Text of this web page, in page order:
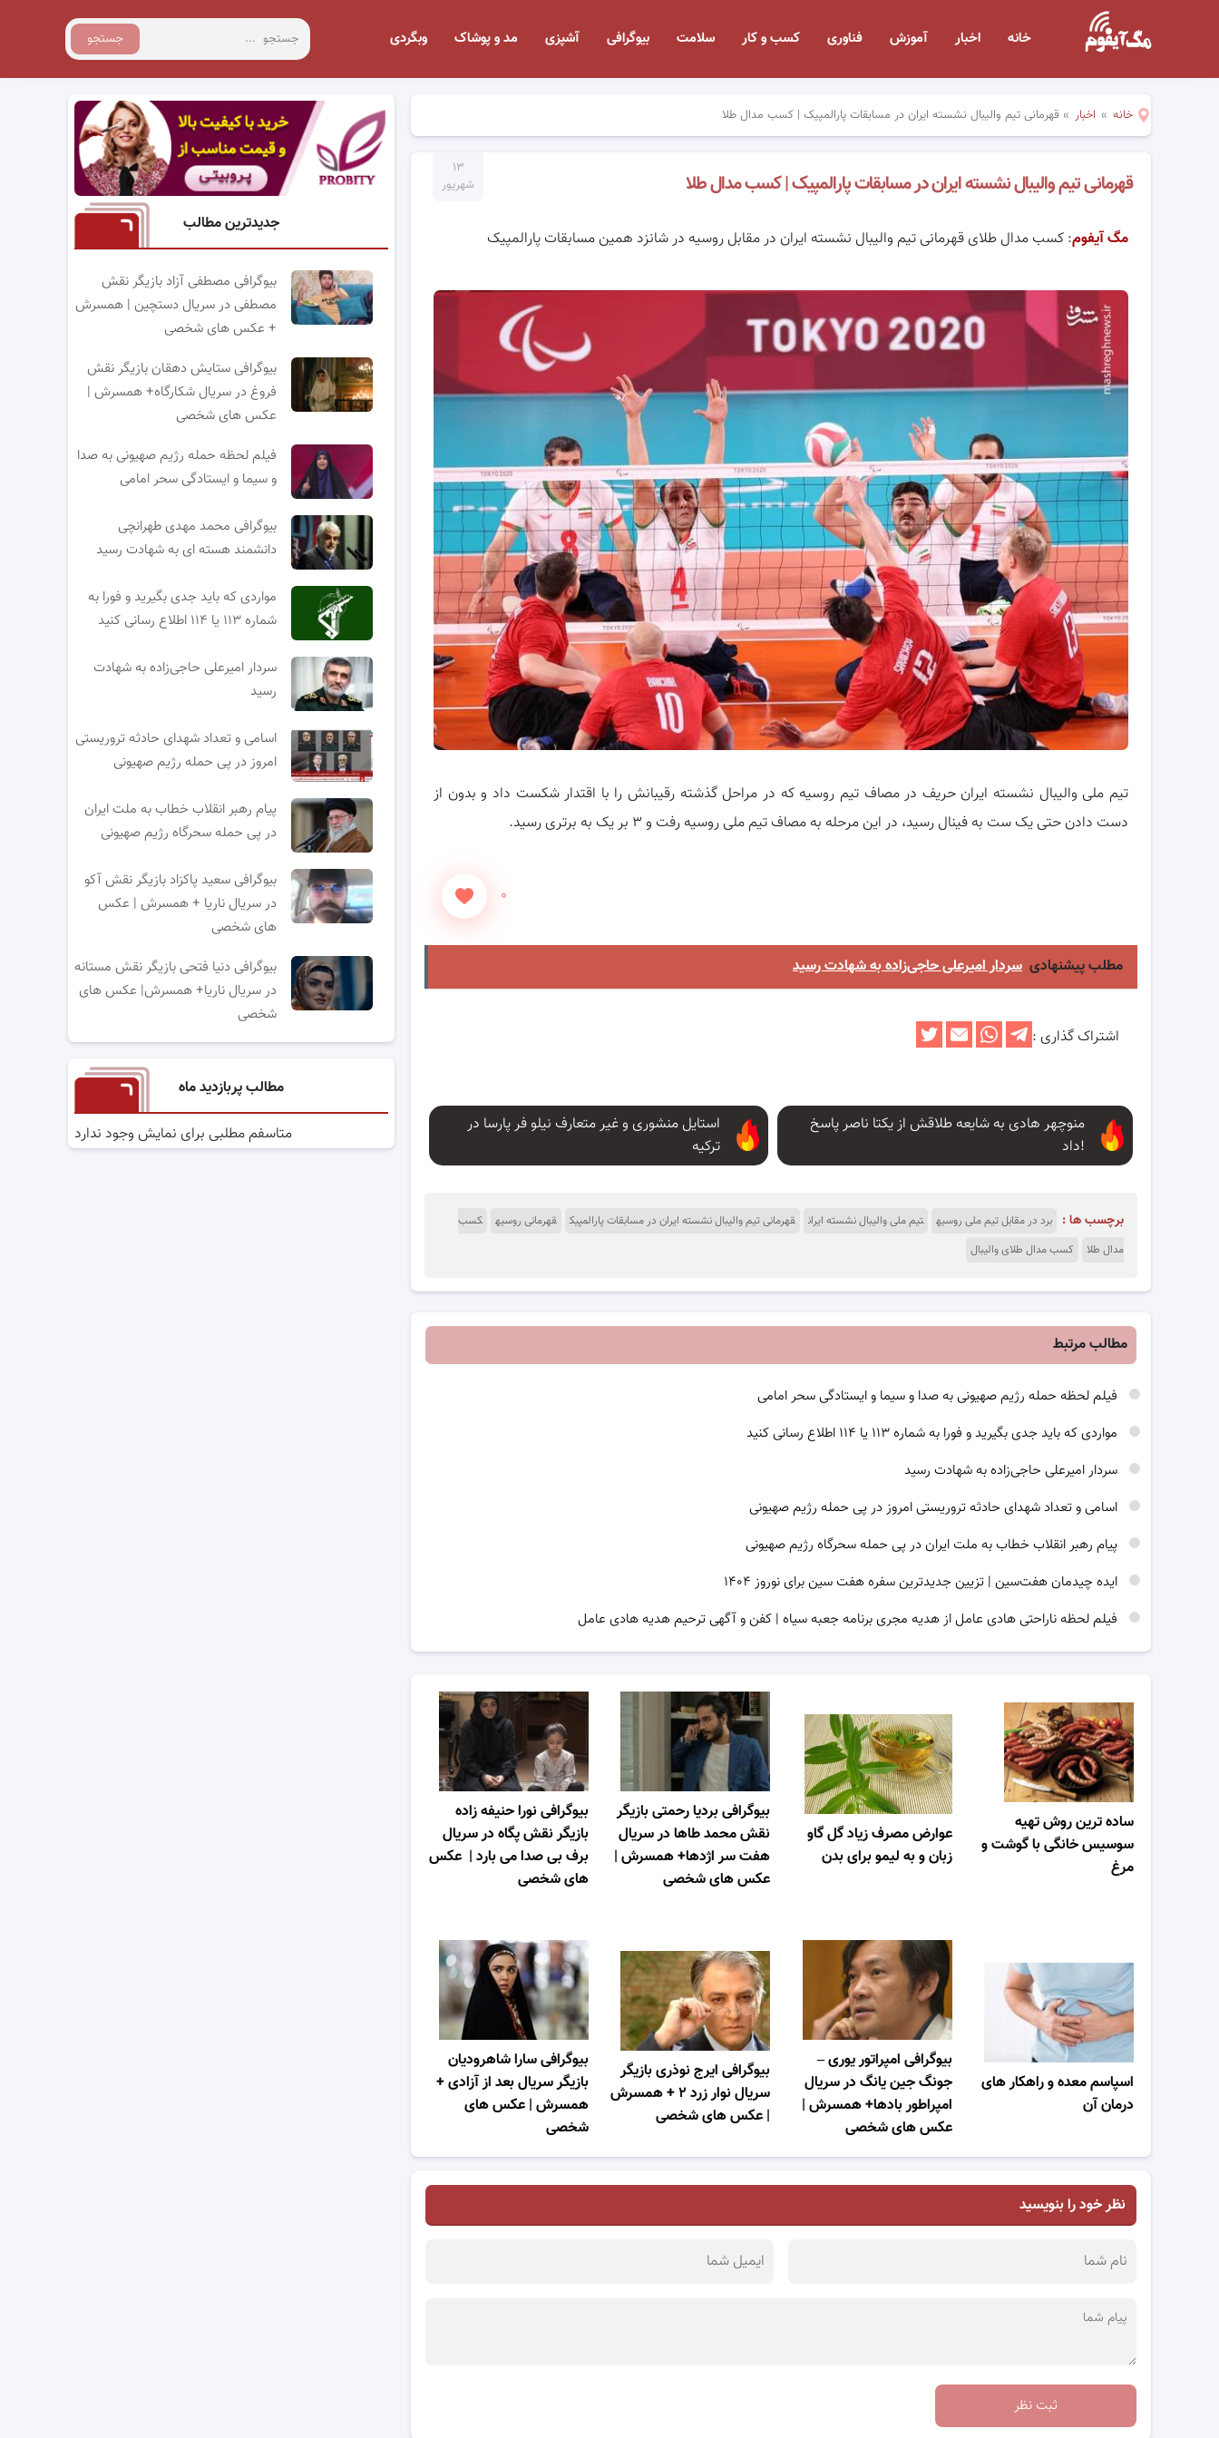
جستجو خانه اخبار آموزش فناوری کسب و کار سلامت بیوگرافی آشپزی مد و پوشاک وبگردی
خانه » اخبار » قهرمانی تیم والیبال نشسته ایران در مسابقات پارالمپیک | کسب مدال طلا
۱۳
شهریور
قهرمانی تیم والیبال نشسته ایران در مسابقات پارالمپیک | کسب مدال طلا
مگ آیفوم: کسب مدال طلای قهرمانی تیم والیبال نشسته ایران در مقابل روسیه در شانزد همین مسابقات پارالمپیک
تیم ملی والیبال نشسته ایران حریف در مصاف تیم روسیه که در مراحل گذشته رقیبانش را با اقتدار شکست داد و بدون از
دست دادن حتی یک ست به فینال رسید، در این مرحله به مصاف تیم ملی روسیه رفت و ۳ بر یک به برتری رسید.
۰
مطلب پیشنهادی سردار امیرعلی حاجی‌زاده به شهادت رسید
اشتراک گذاری :
استایل منشوری و غیر متعارف نیلو فر پارسا در
ترکیه
منوچهر هادی به شایعه طلاقش از یکتا ناصر پاسخ
داد!
برچسب ها : برد در مقابل تیم ملی روسیه تیم ملی والیبال نشسته ایران قهرمانی تیم والیبال نشسته ایران در مسابقات پارالمپیک قهرمانی روسیه
کسب
مدال طلا
کسب مدال طلای والیبال
مطالب مرتبط
فیلم لحظه حمله رژیم صهیونی به صدا و سیما و ایستادگی سحر امامی
مواردی که باید جدی بگیرید و فورا به شماره ۱۱۳ یا ۱۱۴ اطلاع رسانی کنید
سردار امیرعلی حاجی‌زاده به شهادت رسید
اسامی و تعداد شهدای حادثه تروریستی امروز در پی حمله رژیم صهیونی
پیام رهبر انقلاب خطاب به ملت ایران در پی حمله سحرگاه رژیم صهیونی
ایده چیدمان هفت‌سین | تزیین جدیدترین سفره هفت سین برای نوروز ۱۴۰۴
فیلم لحظه ناراحتی هادی عامل از هدیه مجری برنامه جعبه سیاه | کفن و آگهی ترحیم هدیه هادی عامل
بیوگرافی نورا حنیفه زاده
بازیگر نقش پگاه در سریال
برف بی صدا می بارد | عکس
های شخصی
بیوگرافی بردیا رحمتی بازیگر
نقش محمد طاها در سریال
هفت سر اژدها+ همسرش |
عکس های شخصی
عوارض مصرف زیاد گل گاو
زبان و به لیمو برای بدن
ساده ترین روش تهیه
سوسیس خانگی با گوشت و
مرغ
بیوگرافی سارا شاهرودیان
بازیگر سریال بعد از آزادی +
همسرش | عکس های
شخصی
بیوگرافی ایرج نوذری بازیگر
سریال نوار زرد ۲ + همسرش
| عکس های شخصی
بیوگرافی امپراتور یوری –
جونگ جین یانگ در سریال
امپراطور بادها+ همسرش |
عکس های شخصی
اسپاسم معده و راهکار های
درمان آن
جدیدترین مطالب
بیوگرافی مصطفی آزاد بازیگر نقش
مصطفی در سریال دستچین | همسرش
+ عکس های شخصی
بیوگرافی ستایش دهقان بازیگر نقش
فروغ در سریال شکارگاه+ همسرش |
عکس های شخصی
فیلم لحظه حمله رژیم صهیونی به صدا
و سیما و ایستادگی سحر امامی
بیوگرافی محمد مهدی طهرانچی
دانشمند هسته ای به شهادت رسید
مواردی که باید جدی بگیرید و فورا به
شماره ۱۱۳ یا ۱۱۴ اطلاع رسانی کنید
سردار امیرعلی حاجی‌زاده به شهادت
رسید
اسامی و تعداد شهدای حادثه تروریستی
امروز در پی حمله رژیم صهیونی
پیام رهبر انقلاب خطاب به ملت ایران
در پی حمله سحرگاه رژیم صهیونی
بیوگرافی سعید پاکزاد بازیگر نقش آکو
در سریال ناریا + همسرش | عکس
های شخصی
بیوگرافی دنیا فتحی بازیگر نقش مستانه
در سریال ناریا+ همسرش| عکس های
شخصی
مطالب پربازدید ماه
متاسفم مطلبی برای نمایش وجود ندارد
نظر خود را بنویسید
ثبت نظر